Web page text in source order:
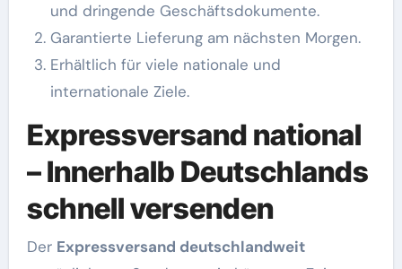
und dringende Geschäftsdokumente.
Garantierte Lieferung am nächsten Morgen.
Erhältlich für viele nationale und
internationale Ziele.
Expressversand national
– Innerhalb Deutschlands
schnell versenden
Der Expressversand deutschlandweit